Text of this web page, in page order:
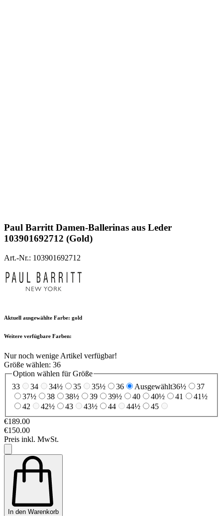
Paul BarrittDamen-Ballerinas aus Leder
103901692712 (Gold)
Art.-Nr.: 103901692712
Aktuell ausgewählte Farbe: gold
Weitere verfügbare Farben:
Nur noch wenige Artikel verfügbar!
Größe wählen: 36
Option wählen für Größe
33
34 34½ 35 35½ 36 Ausgewählt36½
37
37½
38 38½ 39 39½ 40 40½ 41
41½
42
42½ 43 43½ 44 44½
45
€189.00
€150.00
Preis inkl. MwSt.
In den Warenkorb